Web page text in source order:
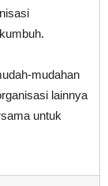
mudahan
lainnya
untuk